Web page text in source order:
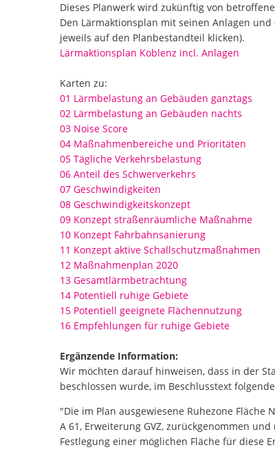
Dieses Planwerk wird zukünftig von
Den Lärmaktionsplan mit seinen Anlagen
jeweils auf den Planbestandteil klicken).
Lärmaktionsplan Koblenz incl. Anlagen
Karten zu:
01 Lärmbelastung an Gebäuden ganztags
02 Lärmbelastung an Gebäuden nachts
03 Noise Score
04 Maßnahmenbereiche und Prioritäten
05 Tägliche Verkehrsbelastung
06 Anteil des Schwerverkehrs
07 Geschwindigkeiten
08 Geschwindigkeitskonzept
09 Konzept straßenräumliche Maßnahme
10 Konzept Fahrbahnsanierung
11 Konzept aktive Schallschutzmaßnahmen
12 Maßnahmenplan 2020
13 Gesamtlärmbetrachtung
14 Potentiell ruhige Gebiete
15 Potentiell geeignete Flächennutzung
16 Empfehlungen für ruhige Gebiete
Ergänzende Information:
Wir möchten darauf hinweisen, dass in der
beschlossen wurde, im Beschlusstext
"Die im Plan ausgewiesene Ruhezone
A 61, Erweiterung GVZ, zurückgenommen
Festlegung einer möglichen Fläche für diese